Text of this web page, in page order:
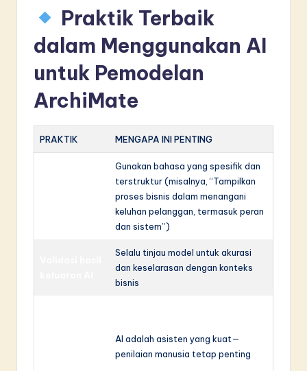
Praktik Terbaik
dalam Menggunakan AI
untuk Pemodelan
ArchiMate
PRAKTIK MENGAPA INI PENTING
Gunakan bahasa yang spesifik dan
terstruktur (misalnya, “Tampilkan
proses bisnis dalam menangani
keluhan pelanggan, termasuk peran
dan sistem”)
Selalu tinjau model untuk akurasi
dan keselarasan dengan konteks
bisnis
AI adalah asisten yang kuat—
penilaian manusia tetap penting